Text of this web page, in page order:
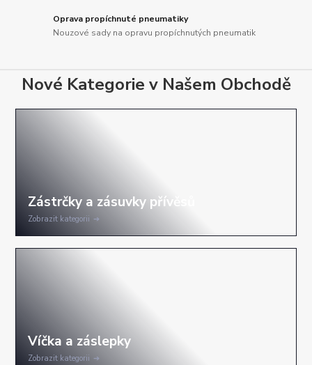
Oprava propíchnuté pneumatiky
Nouzové sady na opravu propíchnutých pneumatik
Nové Kategorie v Našem Obchodě
Zobrazit kategorii
Zobrazit kategorii